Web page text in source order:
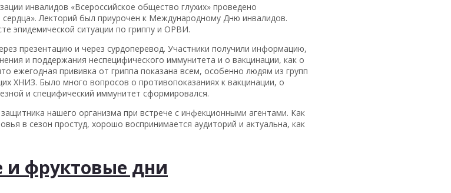
инвалидов «Всероссийское общество глухих» проведено
Лекторий был приурочен к Международному Дню инвалидов.
эпидемической ситуации по гриппу и ОРВИ.
презентацию и через сурдоперевод. Участники получили информацию,
и поддержания неспецифического иммунитета и о вакцинации, как о
ежегодная прививка от гриппа показана всем, особенно людям из групп
ХНИЗ. Было много вопросов о противопоказаниях к вакцинации, о
и специфический иммунитет сформировался.
нашего организма при встрече с инфекционными агентами. Как
в сезон простуд, хорошо воспринимается аудиторий и актуальна, как
и фруктовые дни